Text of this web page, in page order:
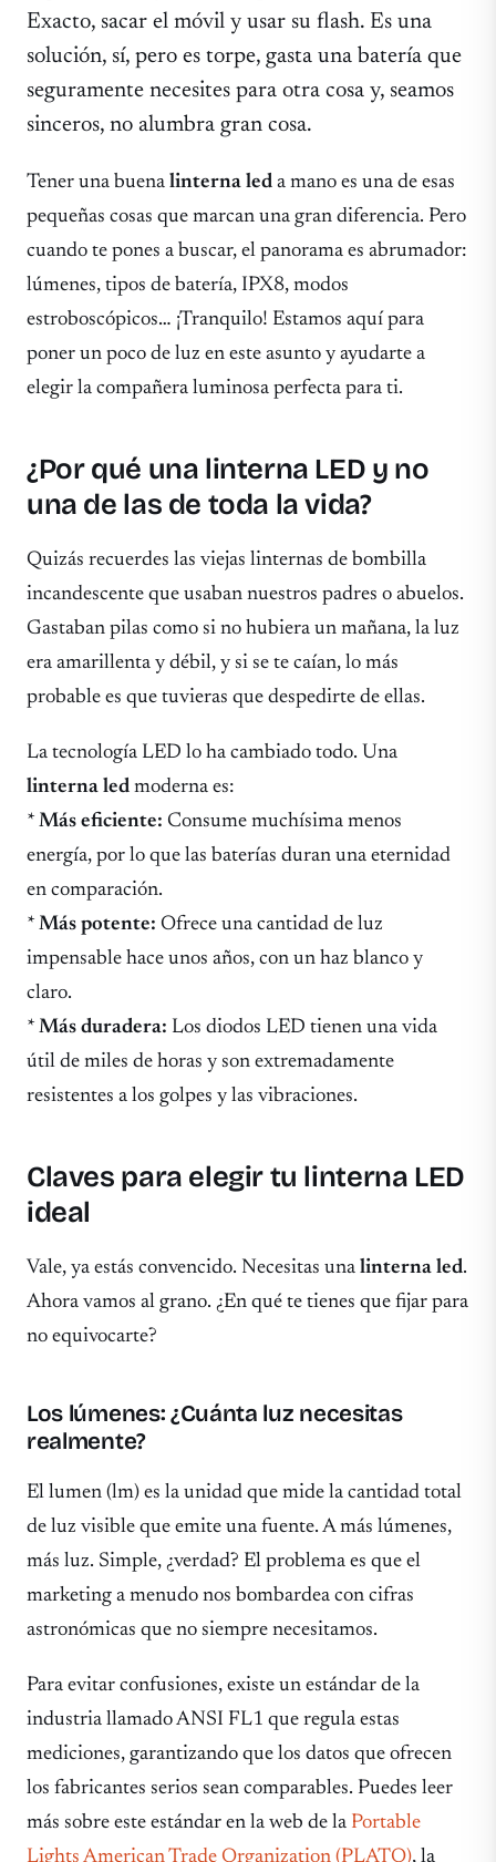
Exacto, sacar el móvil y usar su flash. Es una
solución, sí, pero es torpe, gasta una batería que
seguramente necesites para otra cosa y, seamos
sinceros, no alumbra gran cosa.
Tener una buena linterna led a mano es una de esas
pequeñas cosas que marcan una gran diferencia. Pero
cuando te pones a buscar, el panorama es abrumador:
lúmenes, tipos de batería, IPX8, modos
estroboscópicos… ¡Tranquilo! Estamos aquí para
poner un poco de luz en este asunto y ayudarte a
elegir la compañera luminosa perfecta para ti.
¿Por qué una linterna LED y no
una de las de toda la vida?
Quizás recuerdes las viejas linternas de bombilla
incandescente que usaban nuestros padres o abuelos.
Gastaban pilas como si no hubiera un mañana, la luz
era amarillenta y débil, y si se te caían, lo más
probable es que tuvieras que despedirte de ellas.
La tecnología LED lo ha cambiado todo. Una
linterna led moderna es:
* Más eficiente: Consume muchísima menos
energía, por lo que las baterías duran una eternidad
en comparación.
* Más potente: Ofrece una cantidad de luz
impensable hace unos años, con un haz blanco y
claro.
* Más duradera: Los diodos LED tienen una vida
útil de miles de horas y son extremadamente
resistentes a los golpes y las vibraciones.
Claves para elegir tu linterna LED
ideal
Vale, ya estás convencido. Necesitas una linterna led.
Ahora vamos al grano. ¿En qué te tienes que fijar para
no equivocarte?
Los lúmenes: ¿Cuánta luz necesitas
realmente?
El lumen (lm) es la unidad que mide la cantidad total
de luz visible que emite una fuente. A más lúmenes,
más luz. Simple, ¿verdad? El problema es que el
marketing a menudo nos bombardea con cifras
astronómicas que no siempre necesitamos.
Para evitar confusiones, existe un estándar de la
industria llamado ANSI FL1 que regula estas
mediciones, garantizando que los datos que ofrecen
los fabricantes serios sean comparables. Puedes leer
más sobre este estándar en la web de la Portable
Lights American Trade Organization (PLATO), la